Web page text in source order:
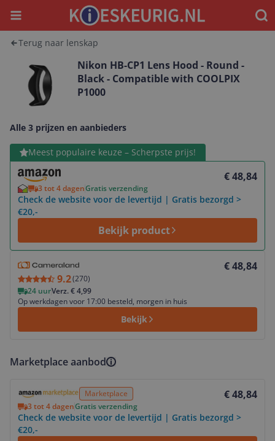
Menu
Terug naar lenskap
Nikon HB-CP1 Lens Hood - Round -
Black - Compatible with COOLPIX
P1000
Alle 3 prijzen en aanbieders
Meest populaire keuze – Scherpste prijs!
€ 48,84
3 tot 4 dagenGratis verzending
Check de website voor de levertijd | Gratis bezorgd >
€20,-
Bekijk product
Bekijk product
9.2(270)
€ 48,84
24 uurVerz. € 4,99
Op werkdagen voor 17:00 besteld, morgen in huis
Bekijk
Marketplace aanbod
Marketplace € 48,84
3 tot 4 dagenGratis verzending
Check de website voor de levertijd | Gratis bezorgd >
€20,-